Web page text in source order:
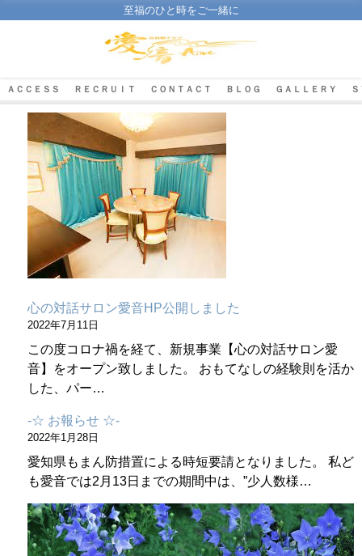
至福のひと時をご一緒に
ＡＣＣＥＳＳ ＲＥＣＲＵＩＴ ＣＯＮＴＡＣＴ ＢＬＯＧ ＧＡＬＬＥＲＹ
心の対話サロン愛音HP公開しました
2022年7月11日
この度コロナ禍を経て、新規事業【心の対話サロン愛
音】をオープン致しました。 おもてなしの経験則を活か
した、パー…
-☆ お報らせ ☆-
2022年1月28日
愛知県もまん防措置による時短要請となりました。 私ど
も愛音では2月13日までの期間中は、”少人数様…